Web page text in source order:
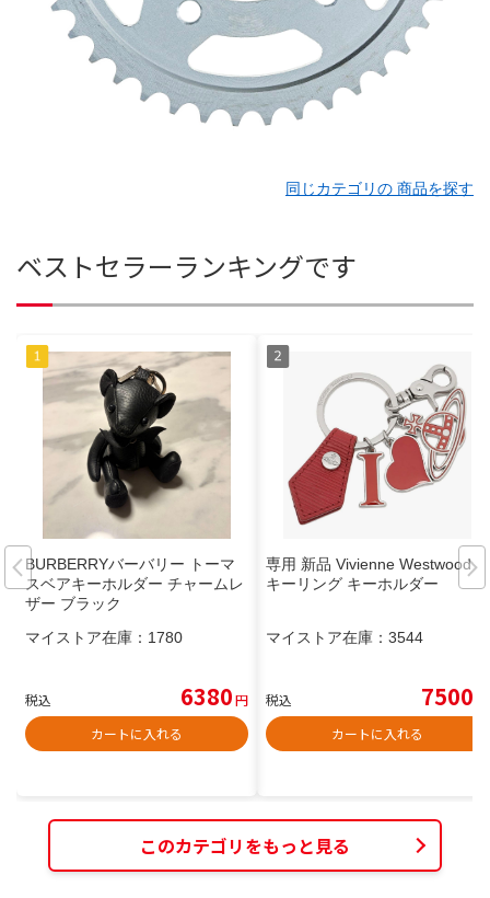
同じカテゴリの 商品を探す
ベストセラーランキングです
BURBERRYバーバリー トーマ
スベアキーホルダー チャームレ
ザー ブラック
マイストア在庫： 1780
税込 6380円
カートに入れる
専用 新品 Vivienne Westwood
キーリング キーホルダー
マイストア在庫： 3544
税込 7500
カートに入れる
このカテゴリをもっと見る